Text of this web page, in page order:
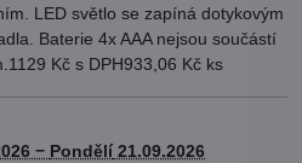
LED světlo se zapíná dotykovým
Baterie 4x AAA nejsou součástí
Kč s DPH933,06 Kč ks
− Pondělí 21.09.2026